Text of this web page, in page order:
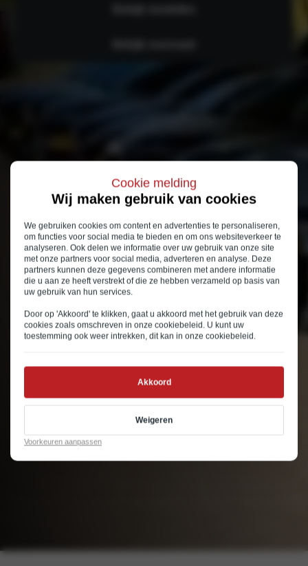
Cookie melding
Wij maken gebruik van cookies
We gebruiken cookies om content en advertenties te personaliseren,
om functies voor social media te bieden en om ons websiteverkeer te
analyseren. Ook delen we informatie over uw gebruik van onze site
met onze partners voor social media, adverteren en analyse. Deze
partners kunnen deze gegevens combineren met andere informatie
die u aan ze heeft verstrekt of die ze hebben verzameld op basis van
uw gebruik van hun services.
Door op 'Akkoord' te klikken, gaat u akkoord met het gebruik van deze
cookies zoals omschreven in onze cookiebeleid. U kunt uw
toestemming ook weer intrekken, dit kan in onze cookiebeleid.
Akkoord
Weigeren
Voorkeuren aanpassen